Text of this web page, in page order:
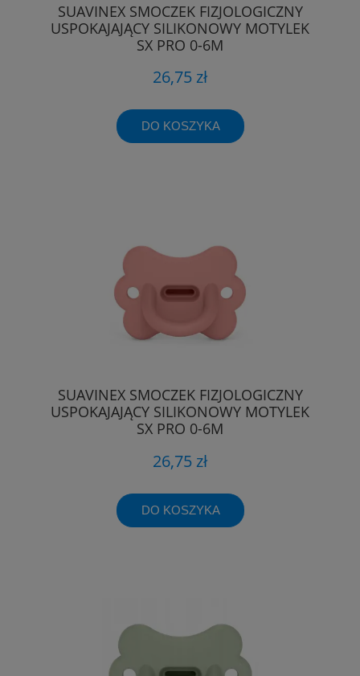
SUAVINEX SMOCZEK FIZJOLOGICZNY
USPOKAJAJĄCY SILIKONOWY MOTYLEK
SX PRO 0-6M
26,75 zł
DO KOSZYKA
SUAVINEX SMOCZEK FIZJOLOGICZNY
USPOKAJAJĄCY SILIKONOWY MOTYLEK
SX PRO 0-6M
26,75 zł
DO KOSZYKA